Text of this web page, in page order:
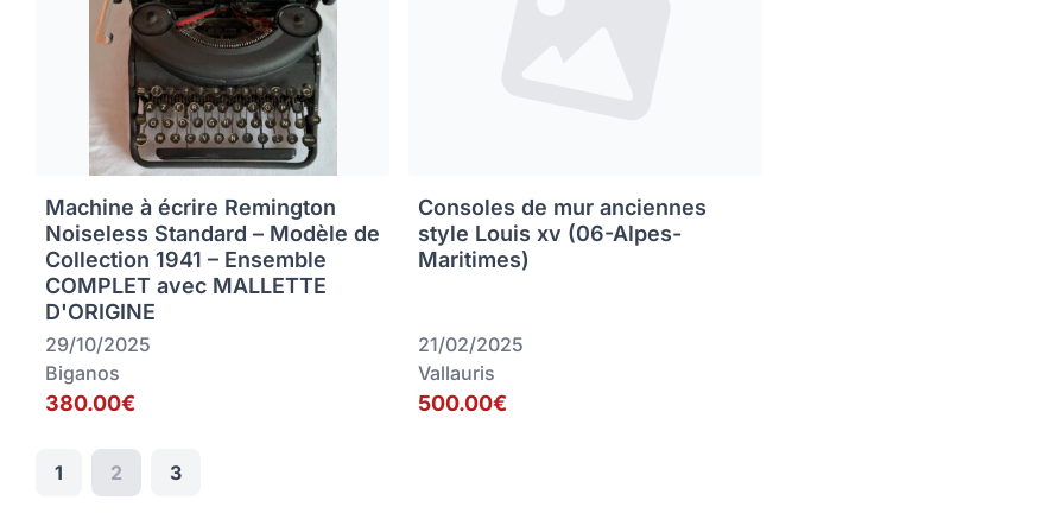
Machine à écrire Remington
Noiseless Standard – Modèle de
Collection 1941 – Ensemble
COMPLET avec MALLETTE
D'ORIGINE
29/10/2025
Biganos
380.00€
Consoles de mur anciennes
style Louis xv (06-Alpes-
Maritimes)
21/02/2025
Vallauris
500.00€
1 2 3